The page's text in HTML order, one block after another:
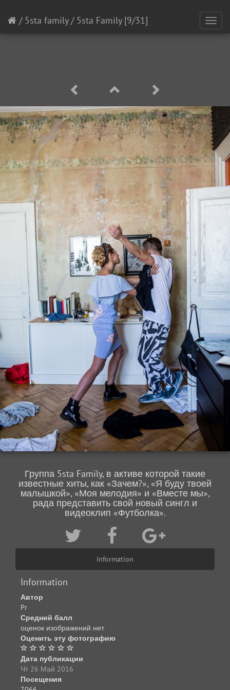
/ 5sta family/ 5sta Family[9/31]
Группа 5sta Family, в активе которой такие
известные хиты, как «Зачем?», «Я буду твоей
малышкой», «Моя мелодия» и «Вместе мы»,
рада представить свой новый сингл и
видеоклип «Футболка».
Information
Information
Автор
Pr
Средний балл
оценок изображений нет
Оценить эту фотографию
Дата публикации
Чт 26 Май 2016
Посещения